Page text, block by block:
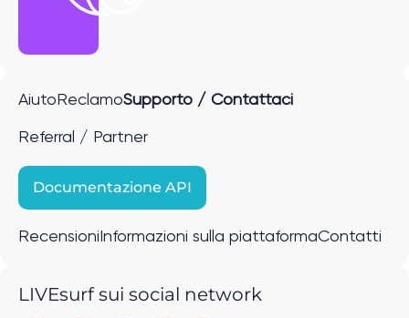
Aiuto ReclamoSupporto / Contattaci
Referral / Partner
Documentazione API
Recensioni Informazioni sulla piattaformaContatti
LIVEsurf sui social network